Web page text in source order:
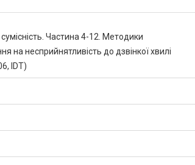
Частина 4-12. Методики
на несприйнятливість до дзвінкої хвилі
IDT)